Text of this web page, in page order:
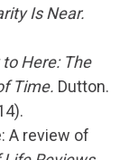
Is Near.
Here: The
Time. Dutton.
A review of